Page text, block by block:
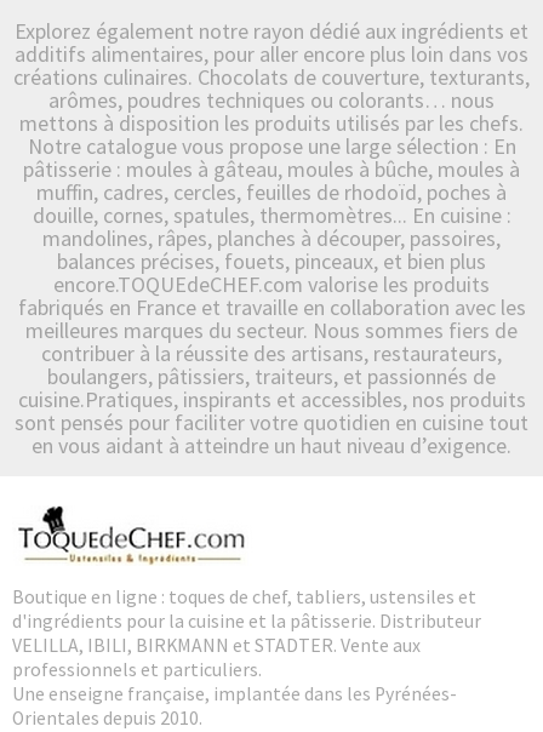
Explorez également notre rayon dédié aux ingrédients et
additifs alimentaires, pour aller encore plus loin dans vos
créations culinaires. Chocolats de couverture, texturants,
arômes, poudres techniques ou colorants… nous
mettons à disposition les produits utilisés par les chefs.
Notre catalogue vous propose une large sélection : En
pâtisserie : moules à gâteau, moules à bûche, moules à
muffin, cadres, cercles, feuilles de rhodoïd, poches à
douille, cornes, spatules, thermomètres... En cuisine :
mandolines, râpes, planches à découper, passoires,
balances précises, fouets, pinceaux, et bien plus
encore.TOQUEdeCHEF.com valorise les produits
fabriqués en France et travaille en collaboration avec les
meilleures marques du secteur. Nous sommes fiers de
contribuer à la réussite des artisans, restaurateurs,
boulangers, pâtissiers, traiteurs, et passionnés de
cuisine.Pratiques, inspirants et accessibles, nos produits
sont pensés pour faciliter votre quotidien en cuisine tout
en vous aidant à atteindre un haut niveau d’exigence.
Boutique en ligne : toques de chef, tabliers, ustensiles et
d'ingrédients pour la cuisine et la pâtisserie. Distributeur
VELILLA, IBILI, BIRKMANN et STADTER. Vente aux
professionnels et particuliers.
Une enseigne française, implantée dans les Pyrénées-
Orientales depuis 2010.